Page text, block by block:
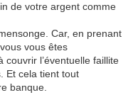
de votre argent comme
Car, en prenant
vous êtes
l’éventuelle faillite
Et cela tient tout
banque.